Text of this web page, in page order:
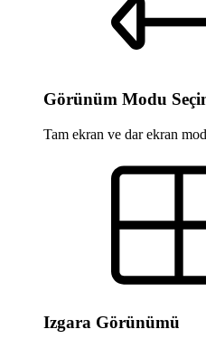
Görünüm Modu
Tam ekran ve dar ekran
Izgara Görünümü